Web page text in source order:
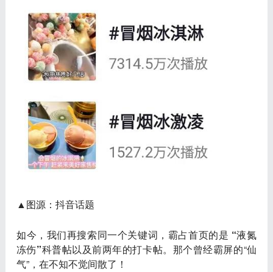
▲图源：抖音话题
如今，我们再搜索同一个关键词，霸占首页的是 “液氮
冻伤”科普帖以及前两年的打卡帖。那个曾经霸屏的“仙
气”，在不知不觉间散了！